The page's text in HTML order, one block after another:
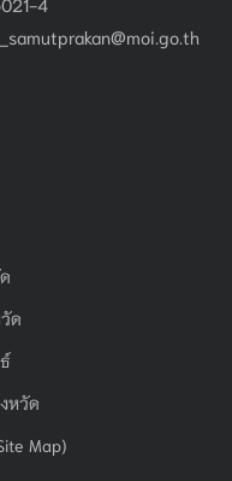
ด
หวัด
Map)